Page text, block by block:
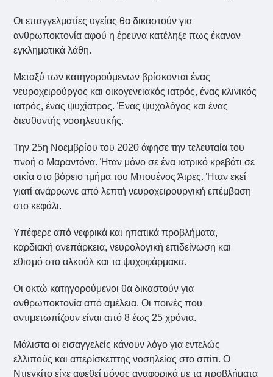
Οι επαγγελματίες υγείας θα δικαστούν για
ανθρωποκτονία αφού η έρευνα κατέληξε πως έκαναν
εγκληματικά λάθη.
Μεταξύ των κατηγορούμενων βρίσκονται ένας
νευροχειρούργος και οικογενειακός ιατρός, ένας κλινικός
ιατρός, ένας ψυχίατρος. Ένας ψυχολόγος και ένας
διευθυντής νοσηλευτικής.
Την 25η Νοεμβρίου του 2020 άφησε την τελευταία του
πνοή ο Μαραντόνα. Ήταν μόνο σε ένα ιατρικό κρεβάτι σε
οικία στο βόρειο τμήμα του Μπουένος Άιρες. Ήταν εκεί
γιατί ανάρρωνε από λεπτή νευροχειρουργική επέμβαση
στο κεφάλι.
Υπέφερε από νεφρικά και ηπατικά προβλήματα,
καρδιακή ανεπάρκεια, νευρολογική επιδείνωση και
εθισμό στο αλκοόλ και τα ψυχοφάρμακα.
Οι οκτώ κατηγορούμενοι θα δικαστούν για
ανθρωποκτονία από αμέλεια. Οι ποινές που
αντιμετωπίζουν είναι από 8 έως 25 χρόνια.
Μάλιστα οι εισαγγελείς κάνουν λόγο για εντελώς
ελλιπούς και απερίσκεπτης νοσηλείας στο σπίτι. Ο
Ντιεγκίτο είχε αφεθεί μόνος αναφορικά με τα προβλήματα